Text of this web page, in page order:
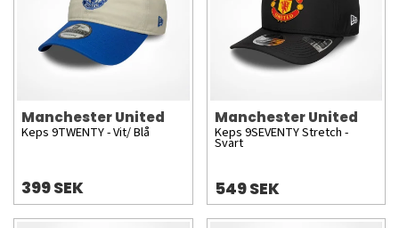
Manchester United
Keps 9TWENTY - Vit/ Blå
399 SEK
Manchester United
Keps 9SEVENTY Stretch -
Svart
549 SEK